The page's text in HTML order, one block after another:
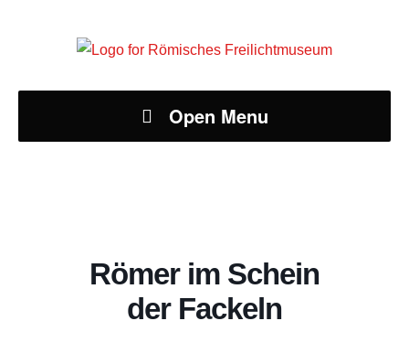
Open Menu
Römer im Schein
der Fackeln